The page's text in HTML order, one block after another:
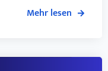
Mehr lesen